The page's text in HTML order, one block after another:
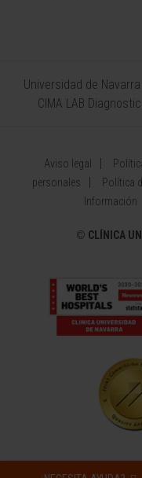
Universidad de Navarra
CIMA LAB
Aviso legal
personales
Política
Información
© CLÍNICA